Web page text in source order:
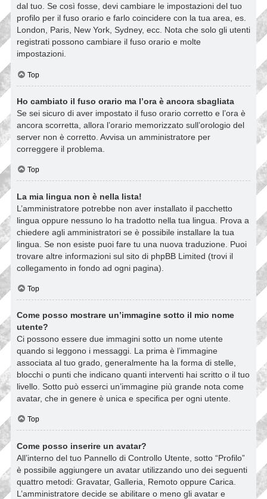
dal tuo. Se così fosse, devi cambiare le impostazioni del tuo
profilo per il fuso orario e farlo coincidere con la tua area, es.
London, Paris, New York, Sydney, ecc. Nota che solo gli utenti
registrati possono cambiare il fuso orario e molte
impostazioni.
Top
Ho cambiato il fuso orario ma l’ora è ancora sbagliata
Se sei sicuro di aver impostato il fuso orario corretto e l’ora è
ancora scorretta, allora l’orario memorizzato sull’orologio del
server non è corretto. Avvisa un amministratore per
correggere il problema.
Top
La mia lingua non è nella lista!
L’amministratore potrebbe non aver installato il pacchetto
lingua oppure nessuno lo ha tradotto nella tua lingua. Prova a
chiedere agli amministratori se è possibile installare la tua
lingua. Se non esiste puoi fare tu una nuova traduzione. Puoi
trovare altre informazioni sul sito di phpBB Limited (trovi il
collegamento in fondo ad ogni pagina).
Top
Come posso mostrare un’immagine sotto il mio nome
utente?
Ci possono essere due immagini sotto un nome utente
quando si leggono i messaggi. La prima è l’immagine
associata al tuo grado, generalmente ha la forma di stelle,
blocchi o punti che indicano quanti interventi hai scritto o il tuo
livello. Sotto può esserci un’immagine più grande nota come
avatar, che in genere è unica e specifica per ogni utente.
Top
Come posso inserire un avatar?
All’interno del tuo Pannello di Controllo Utente, sotto “Profilo”
è possibile aggiungere un avatar utilizzando uno dei seguenti
quattro metodi: Gravatar, Galleria, Remoto oppure Carica.
L’amministratore decide se abilitare o meno gli avatar e